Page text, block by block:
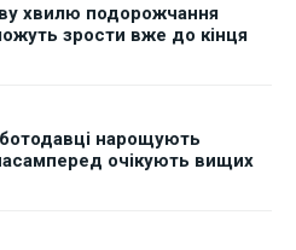
хвилю подорожчання
зрости вже до кінця
нарощують
очікують вищих